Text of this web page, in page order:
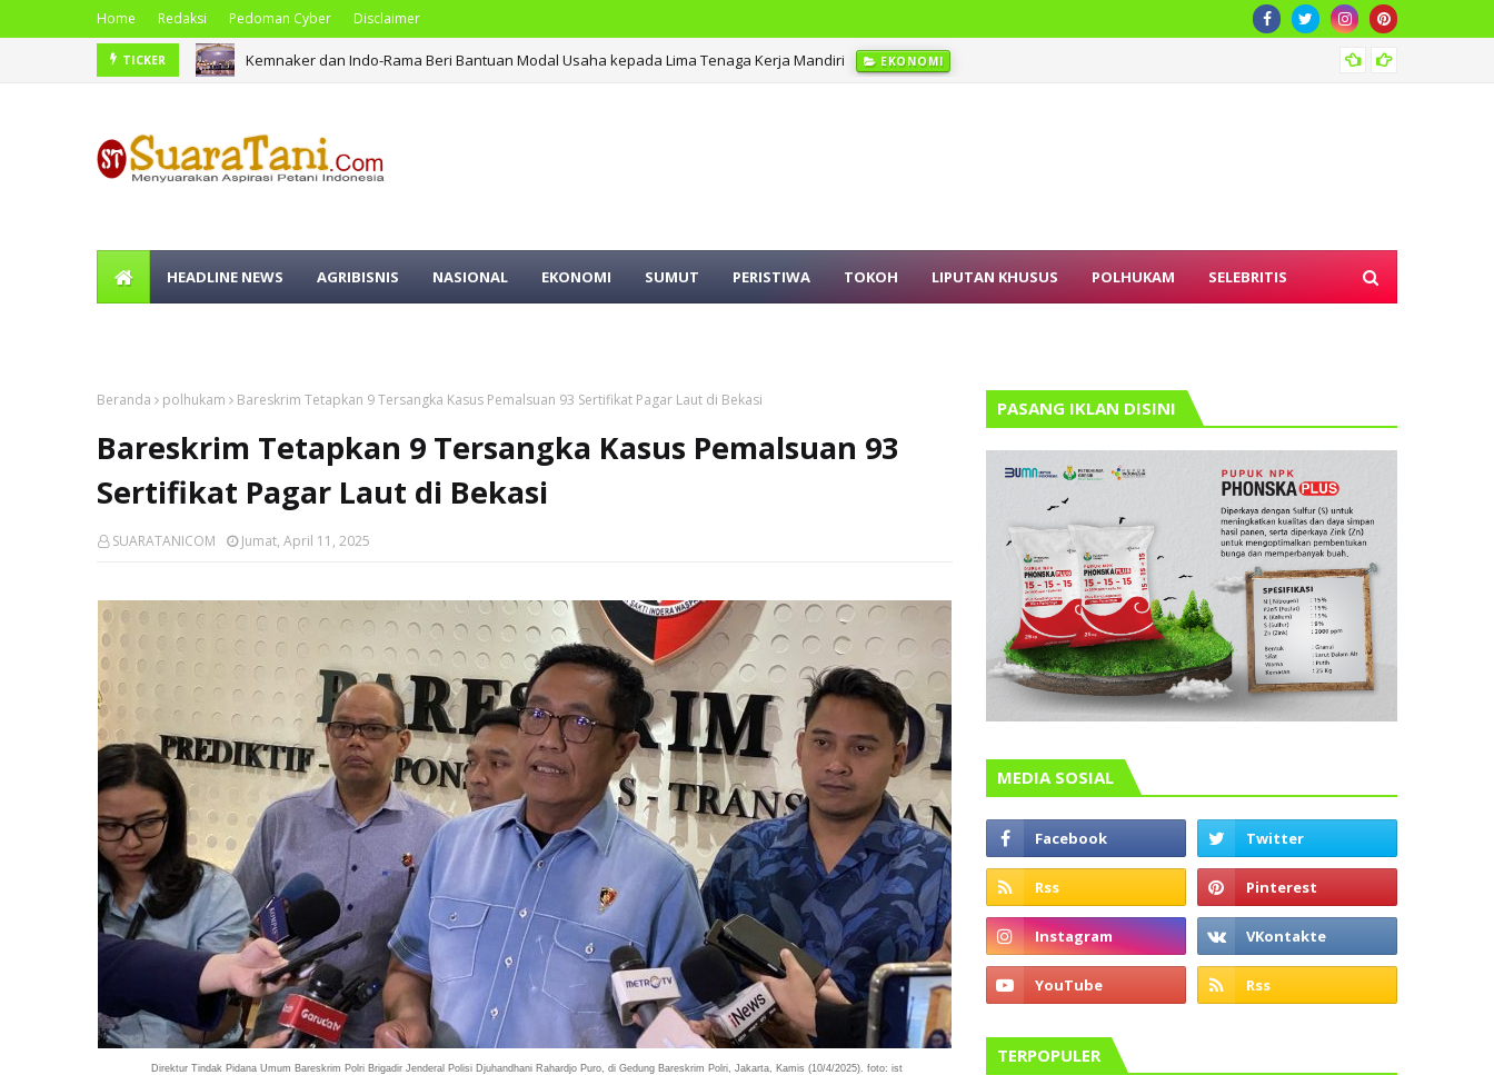
Home Redaksi Pedoman Cyber Disclaimer
TICKER Kemnaker dan Indo-Rama Beri Bantuan Modal Usaha kepada Lima Tenaga Kerja Mandiri EKONOMI
HEADLINE NEWS AGRIBISNIS NASIONAL EKONOMI SUMUT PERISTIWA TOKOH LIPUTAN KHUSUS POLHUKAM SELEBRITIS
Beranda polhukam Bareskrim Tetapkan 9 Tersangka Kasus Pemalsuan 93 Sertifikat Pagar Laut di Bekasi
Bareskrim Tetapkan 9 Tersangka Kasus Pemalsuan 93
Sertifikat Pagar Laut di Bekasi
SUARATANICOM Jumat, April 11, 2025
Direktur Tindak Pidana Umum Bareskrim Polri Brigadir Jenderal Polisi Djuhandhani Rahardjo Puro, di Gedung Bareskrim Polri, Jakarta, Kamis (10/4/2025). foto: ist
PASANG IKLAN DISINI
MEDIA SOSIAL
TERPOPULER